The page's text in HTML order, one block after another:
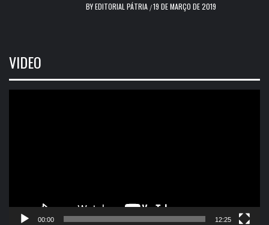
BYEDITORIAL PÁTRIA /19 DE MARÇO DE 2019
VIDEO
00:00 12:25